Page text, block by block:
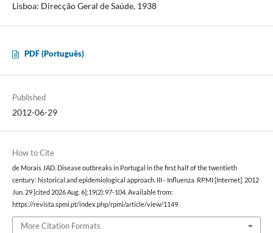
Lisboa: Direcção Geral de Saúde, 1938
PDF (Português)
Published
2012-06-29
How to Cite
de Morais JAD. Disease outbreaks in Portugal in the first half of the twentieth
century: historical and epidemiological approach. III - Influenza. RPMI [Internet]. 2012
Jun. 29 [cited 2026 Aug. 6];19(2):97-104. Available from:
https://revista.spmi.pt/index.php/rpmi/article/view/1149
More Citation Formats